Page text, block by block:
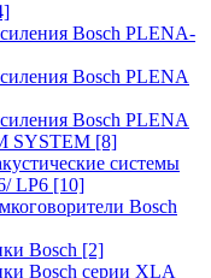
Bosch PLENA-
Bosch PLENA
Bosch PLENA
SYSTEM [8]
системы
LP6 [10]
Bosch
Bosch [2]
Bosch серии XLA